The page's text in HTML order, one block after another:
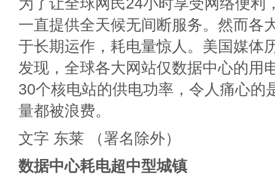
为了让全球网民24小时享受网络便利
一直提供全天候无间断服务。然而各
于长期运作，耗电量惊人。美国媒体
发现，全球各大网站仅数据中心的用
30个核电站的供电功率，令人痛心的
量都被浪费。
文字 东莱 （署名除外）
数据中心耗电超中型城镇